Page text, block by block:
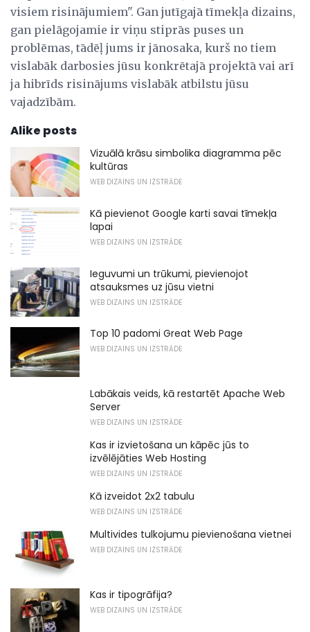
visiem risinājumiem". Gan jutīgajā tīmekļa dizains,
gan pielāgojamie ir viņu stiprās puses un
problēmas, tādēļ jums ir jānosaka, kurš no tiem
vislabāk darbosies jūsu konkrētajā projektā vai arī
ja hibrīds risinājums vislabāk atbilstu jūsu
vajadzībām.
Alike posts
Vizuālā krāsu simbolika diagramma pēc
kultūras
WEB DIZAINS UN IZSTRĀDE
Kā pievienot Google karti savai tīmekļa
lapai
WEB DIZAINS UN IZSTRĀDE
Ieguvumi un trūkumi, pievienojot
atsauksmes uz jūsu vietni
WEB DIZAINS UN IZSTRĀDE
Top 10 padomi Great Web Page
WEB DIZAINS UN IZSTRĀDE
Labākais veids, kā restartēt Apache Web
Server
WEB DIZAINS UN IZSTRĀDE
Kas ir izvietošana un kāpēc jūs to
izvēlējāties Web Hosting
WEB DIZAINS UN IZSTRĀDE
Kā izveidot 2x2 tabulu
WEB DIZAINS UN IZSTRĀDE
Multivides tulkojumu pievienošana vietnei
WEB DIZAINS UN IZSTRĀDE
Kas ir tipogrāfija?
WEB DIZAINS UN IZSTRĀDE